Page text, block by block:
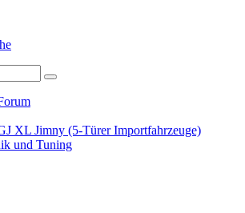
XL Jimny (5-Türer Importfahrzeuge)
und Tuning